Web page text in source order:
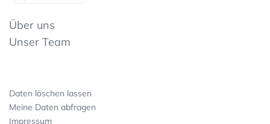
Über uns
Unser Team
Daten löschen lassen
Meine Daten abfragen
Impressum